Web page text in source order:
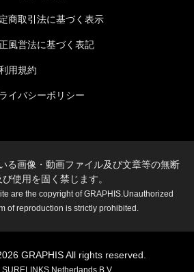
商取引法に基づく表示
風営法に基づく表記
用規約
イバシーポリシー
る画像・動画ファイル及び文章等の無断
使用を固く禁じます。
are the copyright of GRAPHIS.Unauthorized
of reproduction is strictly prohibited.
GRAPHIS All rights reserved.
Netherlands B.V.